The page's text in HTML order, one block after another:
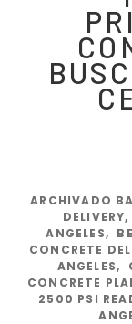
ARCHIVADO
DELIVERY,
ANGELES,
CONCRETE
ANGELES,
CONCRETE
2500 PSI